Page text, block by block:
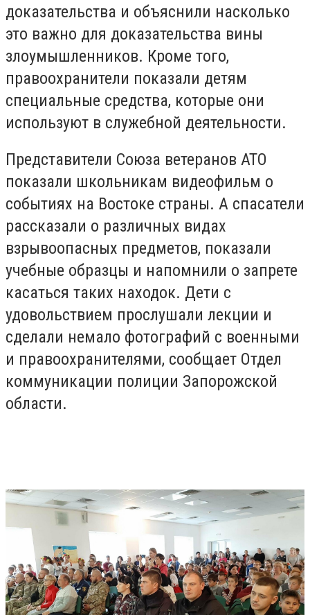
доказательства и объяснили насколько
это важно для доказательства вины
злоумышленников. Кроме того,
правоохранители показали детям
специальные средства, которые они
используют в служебной деятельности.
Представители Союза ветеранов АТО
показали школьникам видеофильм о
событиях на Востоке страны. А спасатели
рассказали о различных видах
взрывоопасных предметов, показали
учебные образцы и напомнили о запрете
касаться таких находок. Дети с
удовольствием прослушали лекции и
сделали немало фотографий с военными
и правоохранителями, сообщает Отдел
коммуникации полиции Запорожской
области.